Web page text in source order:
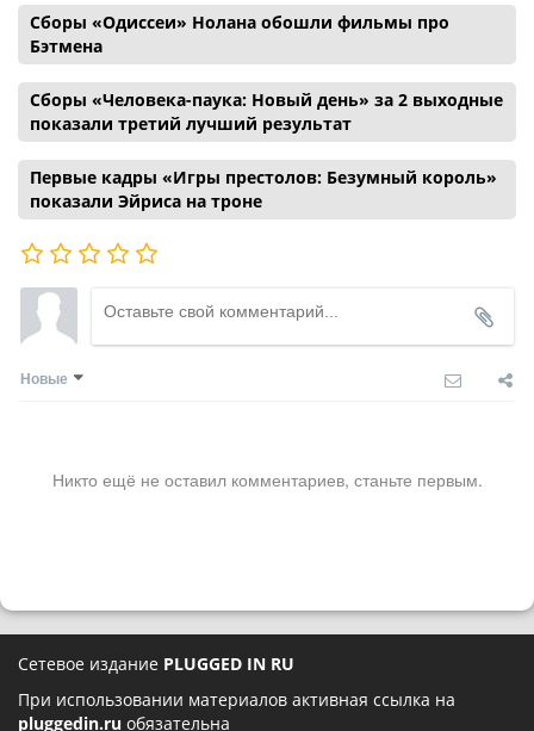
Сборы «Одиссеи» Нолана обошли фильмы про
Бэтмена
Сборы «Человека-паука: Новый день» за 2 выходные
показали третий лучший результат
Первые кадры «Игры престолов: Безумный король»
показали Эйриса на троне
Новые
Никто ещё не оставил комментариев, станьте первым.
Сетевое издание PLUGGED IN RU
При использовании материалов активная ссылка на
pluggedin.ru обязательна